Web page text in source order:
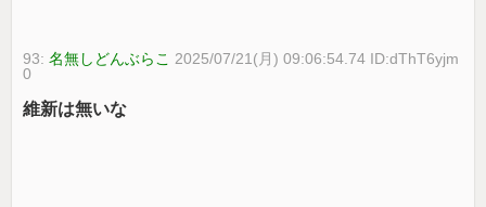
93:名無しどんぶらこ 2025/07/21(月) 09:06:54.74 ID:dThT6yjm
0
維新は無いな